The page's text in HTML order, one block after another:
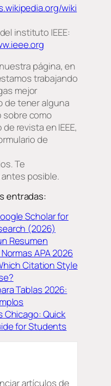
wiki
instituto IEEE:
página, en
trabajando
mejor
de tener alguna
sobre como
revista en IEEE,
de
Te
posible.
entradas:
Scholar for
(2026)
Resumen
APA 2026
Citation Style
Tablas 2026:
Chicago: Quick
for Students
artículos de